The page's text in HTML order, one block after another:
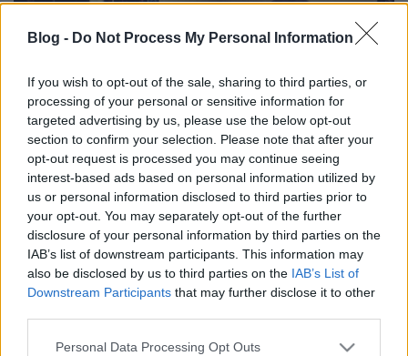
Blog - Do Not Process My Personal Information
If you wish to opt-out of the sale, sharing to third parties, or
processing of your personal or sensitive information for
targeted advertising by us, please use the below opt-out
section to confirm your selection. Please note that after your
opt-out request is processed you may continue seeing
interest-based ads based on personal information utilized by
us or personal information disclosed to third parties prior to
your opt-out. You may separately opt-out of the further
disclosure of your personal information by third parties on the
IAB’s list of downstream participants. This information may
also be disclosed by us to third parties on the IAB’s List of
Downstream Participants that may further disclose it to other
Please note that this website/app uses one or more Google
Personal Data Processing Opt Outs